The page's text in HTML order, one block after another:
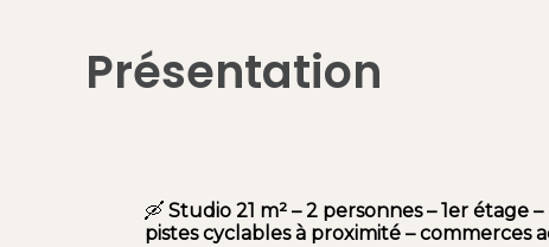
Présentation
🛶 Studio 21 m² – 2 personnes – 1er étage
pistes cyclables à proximité – commerces